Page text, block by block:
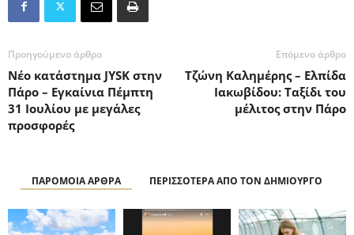
Προηγούμενο άρθρο
Νέo κατάστημα JYSK στην
Πάρο – Εγκαίνια Πέμπτη
31 Ιουλίου με μεγάλες
προσφορές
Επόμενο άρθρο
Τζώνη Καλημέρης – Ελπίδα
Ιακωβίδου: Ταξίδι του
μέλιτος στην Πάρο
ΠΑΡΟΜΟΙΑ ΑΡΘΡΑ ΠΕΡΙΣΣΟΤΕΡΑ ΑΠΟ ΤΟΝ ΔΗΜΙΟΥΡΓΟ